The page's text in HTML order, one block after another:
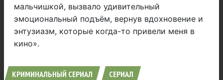
мальчишкой, вызвало удивительный
эмоциональный подъём, вернув вдохновение и
энтузиазм, которые когда-то привели меня в
кино».
КРИМИНАЛЬНЫЙ СЕРИАЛ СЕРИАЛ